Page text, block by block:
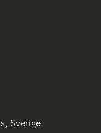
Sverige